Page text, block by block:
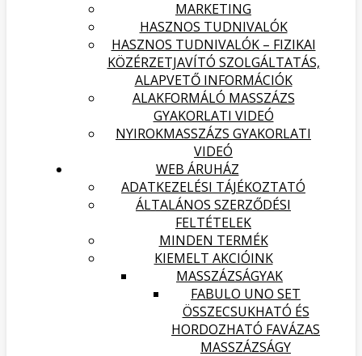
MARKETING
HASZNOS TUDNIVALÓK
HASZNOS TUDNIVALÓK – FIZIKAI
KÖZÉRZETJAVÍTÓ SZOLGÁLTATÁS,
ALAPVETŐ INFORMÁCIÓK
ALAKFORMÁLÓ MASSZÁZS
GYAKORLATI VIDEÓ
NYIROKMASSZÁZS GYAKORLATI
VIDEÓ
WEB ÁRUHÁZ
ADATKEZELÉSI TÁJÉKOZTATÓ
ÁLTALÁNOS SZERZŐDÉSI
FELTÉTELEK
MINDEN TERMÉK
KIEMELT AKCIÓINK
MASSZÁZSÁGYAK
FABULO UNO SET
ÖSSZECSUKHATÓ ÉS
HORDOZHATÓ FAVÁZAS
MASSZÁZSÁGY